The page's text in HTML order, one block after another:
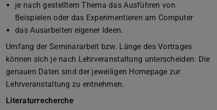
je nach gestelltem Thema das Ausführen von
Beispielen oder das Experimentieren am Computer
das Ausarbeiten eigener Ideen.
Umfang der Seminararbeit bzw. Länge des Vortrages
können sich je nach Lehrveranstaltung unterscheiden. Die
genauen Daten sind der jeweiligen Homepage zur
Lehrveranstaltung zu entnehmen.
Literaturrecherche